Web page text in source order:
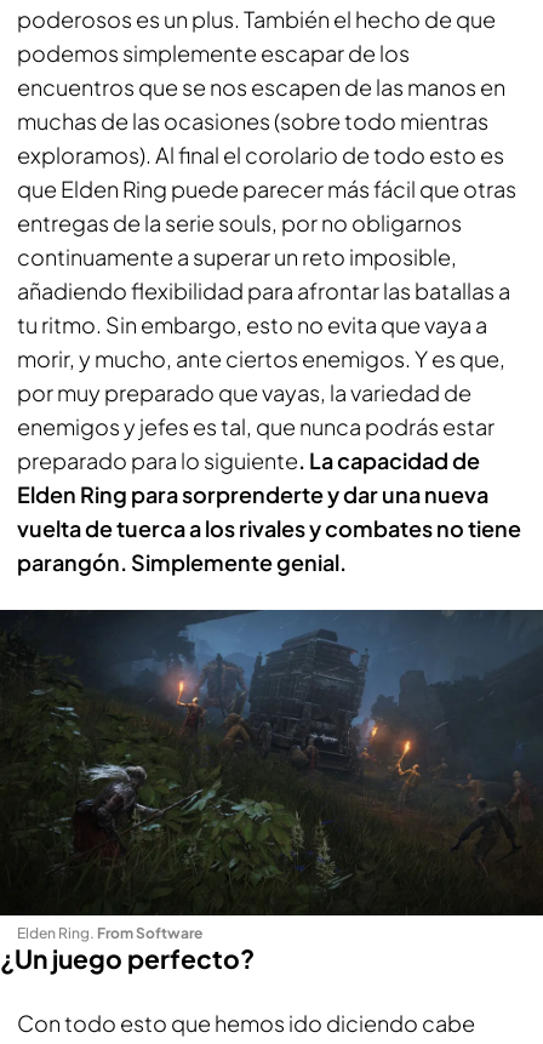
poderosos es un plus. También el hecho de que
podemos simplemente escapar de los
encuentros que se nos escapen de las manos en
muchas de las ocasiones (sobre todo mientras
exploramos). Al final el corolario de todo esto es
que Elden Ring puede parecer más fácil que otras
entregas de la serie souls, por no obligarnos
continuamente a superar un reto imposible,
añadiendo flexibilidad para afrontar las batallas a
tu ritmo. Sin embargo, esto no evita que vaya a
morir, y mucho, ante ciertos enemigos. Y es que,
por muy preparado que vayas, la variedad de
enemigos y jefes es tal, que nunca podrás estar
preparado para lo siguiente. La capacidad de
Elden Ring para sorprenderte y dar una nueva
vuelta de tuerca a los rivales y combates no tiene
parangón. Simplemente genial.
Elden Ring. From Software
¿Un juego perfecto?
Con todo esto que hemos ido diciendo cabe